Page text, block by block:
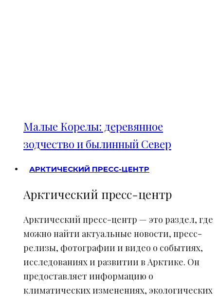
Малые Корелы: деревянное
зодчество и былинный Север
АРКТИЧЕСКИЙ ПРЕСС-ЦЕНТР
Арктический пресс-центр
Арктический пресс-центр — это раздел, где
можно найти актуальные новости, пресс-
релизы, фотографии и видео о событиях,
исследованиях и развитии в Арктике. Он
предоставляет информацию о
климатических изменениях, экологических